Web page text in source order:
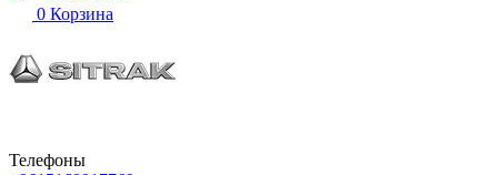
0 Корзина
Телефоны